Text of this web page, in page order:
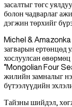
засалтыг төгс
болон чадварлаг
дэгжин төрхийг
Michel & Amazonka
загварын ертөнцөд
хослуулсан өвөрмөц
“Mongolian Four
жилийн замналыг
бүтээлүүдийн
Тайзны шийдэл,